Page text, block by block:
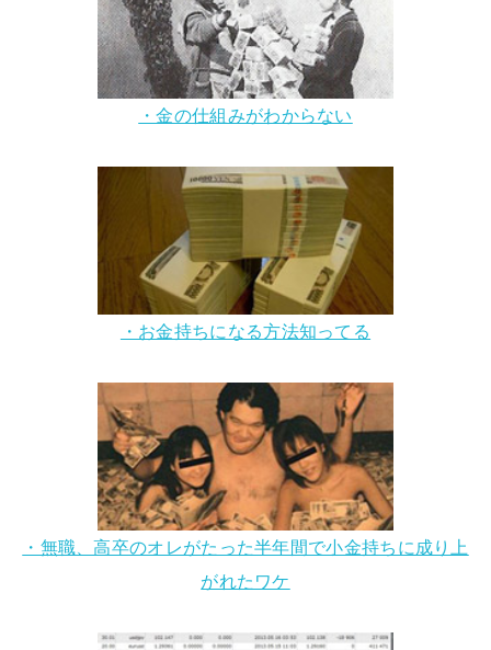
・金の仕組みがわからない
・お金持ちになる方法知ってる
・無職、高卒のオレがたった半年間で小金持ちに成り上
がれたワケ